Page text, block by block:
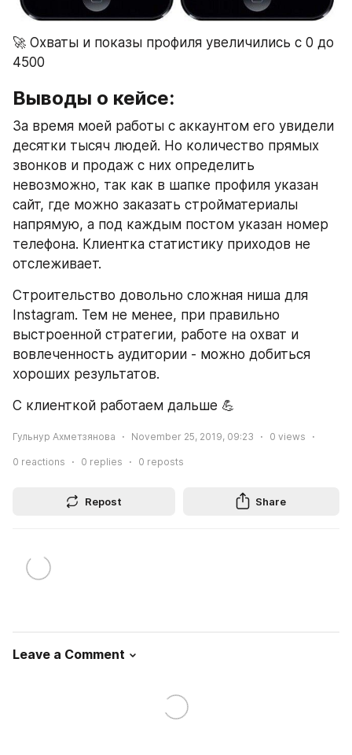
🚀 Охваты и показы профиля увеличились с 0 до
4500
Выводы о кейсе:
За время моей работы с аккаунтом его увидели
десятки тысяч людей. Но количество прямых
звонков и продаж с них определить
невозможно, так как в шапке профиля указан
сайт, где можно заказать стройматериалы
напрямую, а под каждым постом указан номер
телефона. Клиентка статистику приходов не
отслеживает.
Строительство довольно сложная ниша для
Instagram. Тем не менее, при правильно
выстроенной стратегии, работе на охват и
вовлеченность аудитории - можно добиться
хороших результатов.
С клиенткой работаем дальше 💪
Гульнур Ахметзянова November 25, 2019, 09:23 0 views
0 reactions 0 replies 0 reposts
Repost Share
Leave a Comment